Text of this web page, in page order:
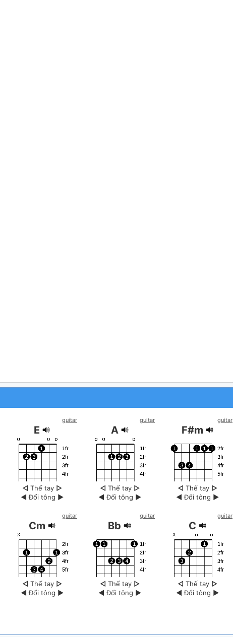
guitar
E
◁ Thế tay ▷
◀ Đổi tông ▶
guitar
A
◁ Thế tay ▷
◀ Đổi tông ▶
guitar
F#m
◁ Thế tay ▷
◀ Đổi tông ▶
guitar
Cm
◁ Thế tay ▷
◀ Đổi tông ▶
guitar
Bb
◁ Thế tay ▷
◀ Đổi tông ▶
guitar
C
◁ Thế tay ▷
◀ Đổi tông ▶